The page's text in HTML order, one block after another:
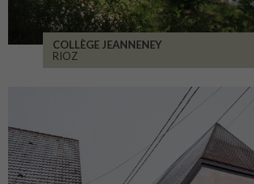
COLLÈGE JEANNENEY
RIOZ